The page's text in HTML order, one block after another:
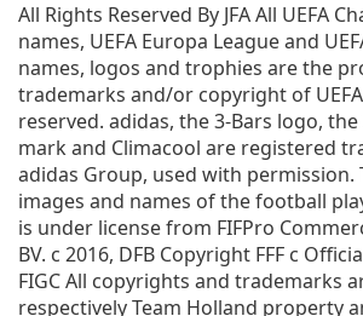
All Rights Reserved By JFA All UEFA
names, UEFA Europa League and
names, logos and trophies are the
trademarks and/or copyright of
reserved. adidas, the 3-Bars logo,
mark and Climacool are registered
adidas Group, used with permission.
images and names of the football
is under license from FIFPro
BV. c 2016, DFB Copyright FFF c
FIGC All copyrights and trademarks
respectively Team Holland property